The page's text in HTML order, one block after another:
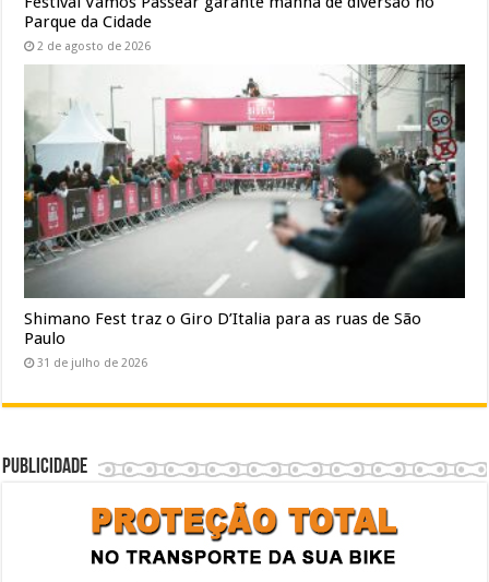
Parque da Cidade
2 de agosto de 2026
Shimano Fest traz o Giro D’Italia para as ruas de São
Paulo
31 de julho de 2026
Publicidade